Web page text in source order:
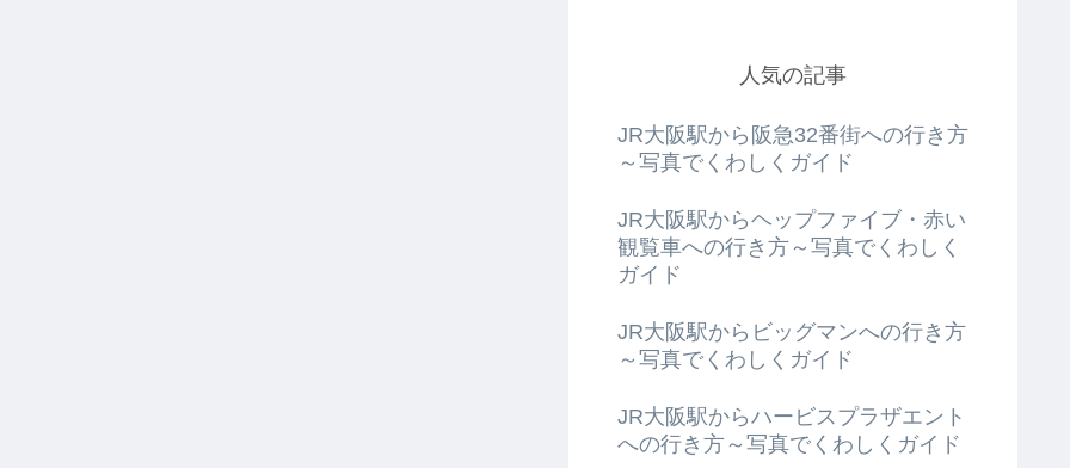
人気の記事
JR大阪駅から阪急32番街への行き方
～写真でくわしくガイド
JR大阪駅からヘップファイブ・赤い
観覧車への行き方～写真でくわしく
ガイド
JR大阪駅からビッグマンへの行き方
～写真でくわしくガイド
JR大阪駅からハービスプラザエント
への行き方～写真でくわしくガイド